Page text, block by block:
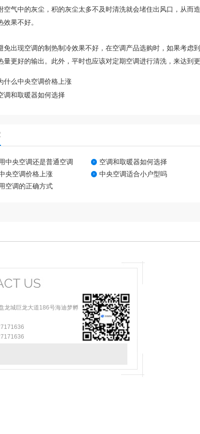
空气中的灰尘，积的灰尘太多不及时清洗就会堵住出风口，从而
效果不好。
现空调的制热制冷效果不好，在空调产品选购时，如果考虑
量更好的输出。此外，平时也应该对定期空调进行清洗，来达到更
什么中央空调价格上涨
调和取暖器如何选择
中央空调还是普通空调 空调和取暖器如何选择
央空调价格上涨
中央空调适合小户型吗
空调的正确方式
龙城巨龙大道186号海迪梦孵